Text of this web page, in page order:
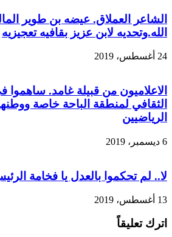
الشاعر العملاق. عيضه بن طوير
الله.وتحديه لابن عزيز بقافيه تعجيزيه
24 أغسطس، 2019
الاعلاميون من قبيلة غامد. ساهموا
الثقافي لمنطقة الباحة خاصة
الرياضيين
6 ديسمبر، 2019
لا.. لم تحكموا بالعدل يا فخامة
13 أغسطس، 2019
اترك تعليقاً